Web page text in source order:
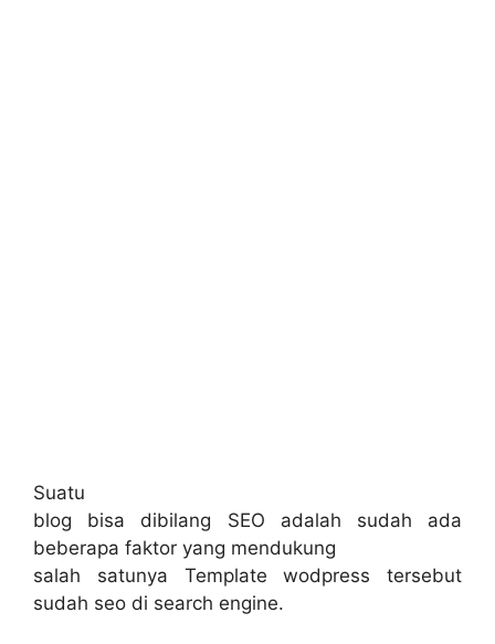
Suatu
blog bisa dibilang SEO adalah sudah ada
beberapa faktor yang mendukung
salah satunya Template wodpress tersebut
sudah seo di search engine.